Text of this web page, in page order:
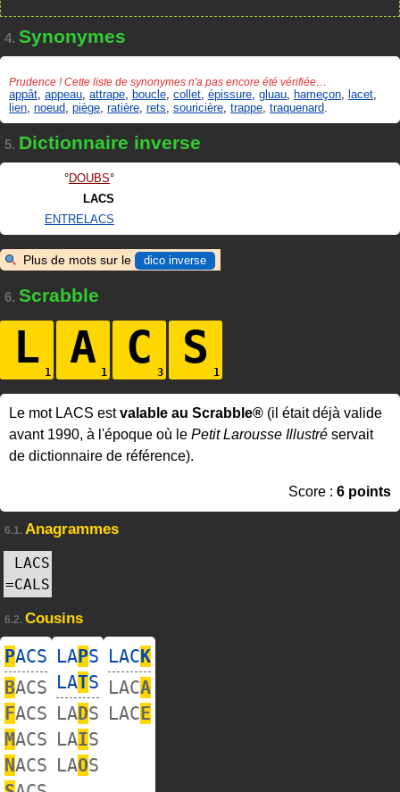
4. Synonymes
Prudence ! Cette liste de synonymes n'a pas encore été vérifiée…
appât appeau attrape boucle collet épissure gluau hameçon lacet
lien noeud piège ratière rets souricière trappe traquenard
5. Dictionnaire inverse
DOUBS
LACS
ENTRELACS
Plus de mots sur le dico inverse
6. Scrabble
L A C S
Le mot LACS estvalable au Scrabble® (il était déjà valide
avant 1990, à l'époque où le Petit Larousse Illustré servait
de dictionnaire de référence).
Score : 6 points
6.1. Anagrammes
LACS
=CALS
6.2. Cousins
PACS
BACS
FACS
MACS
NACS
LAPS
LATS
LADS
LAIS
LAOS
LACK
LACA
LACE